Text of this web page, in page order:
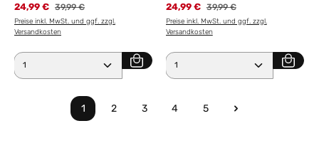
24,99 € Regulärer Preis:
39,99 €
Preise inkl. MwSt. und ggf. zzgl.
Versandkosten
Produkt Anzahl: Gib den gewünschten Wert ein
24,99 € Regulärer Preis:
39,99 €
Preise inkl. MwSt. und ggf. zzgl.
Versandkosten
Produkt Anzahl: Gib den
Seite
1
Seite
2
Seite
3
Seite
4
Seite
5